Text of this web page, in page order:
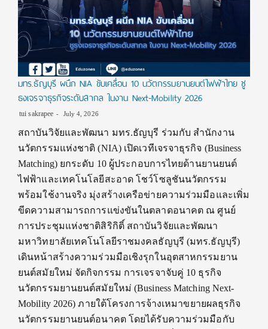
มทร.ธัญบุรี ผนึก NIA ขับเคลื่อน 10 นวัตกรรมยานยนต์ไฟฟ้าไทย ชู
ธงเจรจาธุรกิจระดับสากล ในงาน Next-Mobility 2026
tui sakrapee July 4, 2026
สถาบันวิจัยและพัฒนา มทร.ธัญบุรี ร่วมกับ สำนักงาน
นวัตกรรมแห่งชาติ (NIA) เปิดเวทีเจรจาธุรกิจ (Business
Matching) ยกระดับ 10 ผู้ประกอบการไทยด้านยานยนต์
ไฟฟ้าและเทคโนโลยีสะอาด โชว์โซลูชันนวัตกรรม
พร้อมใช้งานจริง มุ่งสร้างเครือข่ายความร่วมมือและเพิ่ม
ขีดความสามารถการแข่งขันในตลาดอนาคต ณ ศูนย์
การประชุมแห่งชาติสิริกิติ์ สถาบันวิจัยและพัฒนา
มหาวิทยาลัยเทคโนโลยีราชมงคลธัญบุรี (มทร.ธัญบุรี)
เดินหน้าสร้างความร่วมมือเชิงรุกในอุตสาหกรรมยาน
ยนต์สมัยใหม่ จัดกิจกรรม การเจรจาจับคู่ 10 ธุรกิจ
นวัตกรรมยานยนต์สมัยใหม่ (Business Matching Next-
Mobility 2026) ภายใต้โครงการจ้างเหมาขยายผลธุรกิจ
นวัตกรรมยานยนต์อนาคต โดยได้รับความร่วมมือกับ